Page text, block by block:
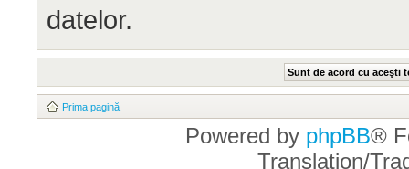
datelor.
Prima pagină
Powered by phpBB®
Translation/